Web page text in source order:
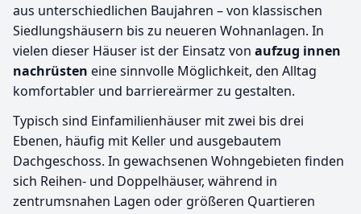
aus unterschiedlichen Baujahren – von klassischen
Siedlungshäusern bis zu neueren Wohnanlagen. In
vielen dieser Häuser ist der Einsatz von aufzug innen
nachrüsten eine sinnvolle Möglichkeit, den Alltag
komfortabler und barriereärmer zu gestalten.
Typisch sind Einfamilienhäuser mit zwei bis drei
Ebenen, häufig mit Keller und ausgebautem
Dachgeschoss. In gewachsenen Wohngebieten finden
sich Reihen- und Doppelhäuser, während in
zentrumsnahen Lagen oder größeren Quartieren